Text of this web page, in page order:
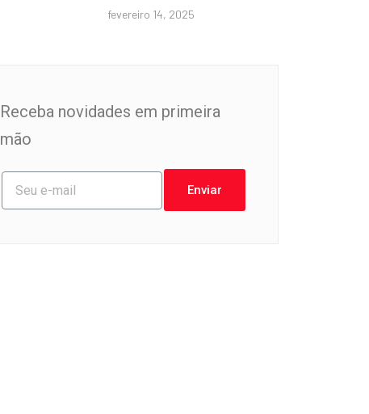
fevereiro 14, 2025
Receba novidades em primeira
mão
Enviar